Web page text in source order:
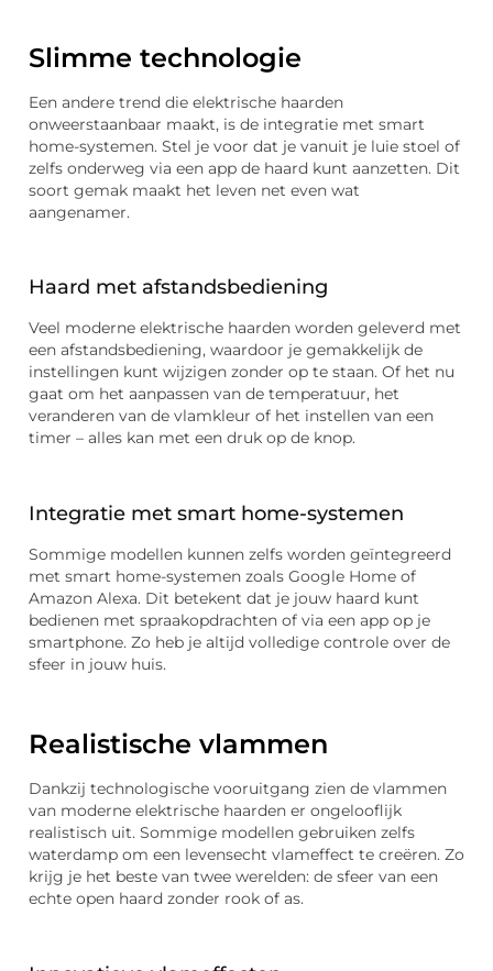
Slimme technologie
Een andere trend die elektrische haarden
onweerstaanbaar maakt, is de integratie met smart
home-systemen. Stel je voor dat je vanuit je luie stoel of
zelfs onderweg via een app de haard kunt aanzetten. Dit
soort gemak maakt het leven net even wat
aangenamer.
Haard met afstandsbediening
Veel moderne elektrische haarden worden geleverd met
een afstandsbediening, waardoor je gemakkelijk de
instellingen kunt wijzigen zonder op te staan. Of het nu
gaat om het aanpassen van de temperatuur, het
veranderen van de vlamkleur of het instellen van een
timer – alles kan met een druk op de knop.
Integratie met smart home-systemen
Sommige modellen kunnen zelfs worden geïntegreerd
met smart home-systemen zoals Google Home of
Amazon Alexa. Dit betekent dat je jouw haard kunt
bedienen met spraakopdrachten of via een app op je
smartphone. Zo heb je altijd volledige controle over de
sfeer in jouw huis.
Realistische vlammen
Dankzij technologische vooruitgang zien de vlammen
van moderne elektrische haarden er ongelooflijk
realistisch uit. Sommige modellen gebruiken zelfs
waterdamp om een levensecht vlameffect te creëren. Zo
krijg je het beste van twee werelden: de sfeer van een
echte open haard zonder rook of as.